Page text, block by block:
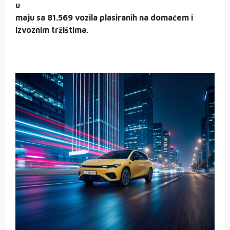
u
maju sa 81.569 vozila plasiranih na domaćem i
izvoznim tržištima.